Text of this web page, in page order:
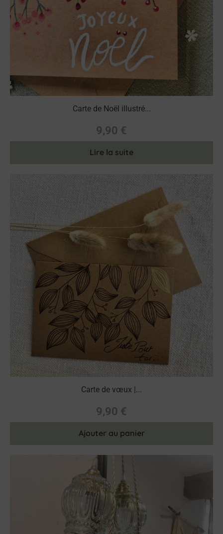
Carte de Noël illustré...
9,90 €
Lire la suite
Carte de vœux |...
9,90 €
Ajouter au panier